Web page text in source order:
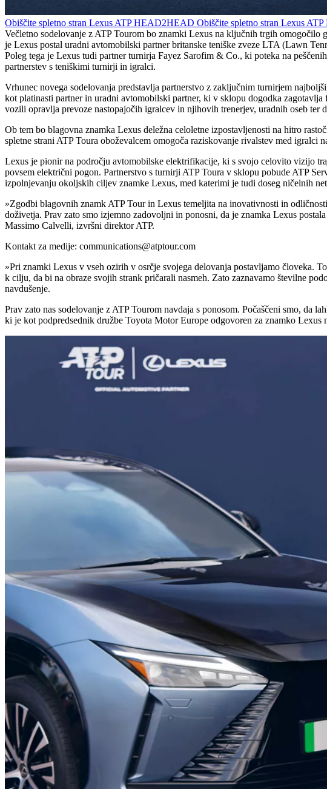
Obiščite spletno stran Lexus ATP HEAD2HEAD Obiščite spletno stran Lexus
Večletno sodelovanje z ATP Tourom bo znamki Lexus na ključnih trgih
je Lexus postal uradni avtomobilski partner britanske teniške zveze LTA (Lawn
Poleg tega je Lexus tudi partner turnirja Fayez Sarofim & Co., ki poteka na
partnerstev s teniškimi turnirji in igralci.
Vrhunec novega sodelovanja predstavlja partnerstvo z zaključnim turnirjem
kot platinasti partner in uradni avtomobilski partner, ki v sklopu dogodka
vozili opravlja prevoze nastopajočih igralcev in njihovih trenerjev, uradnih oseb ter
Ob tem bo blagovna znamka Lexus deležna celoletne izpostavljenosti na hitro
spletne strani ATP Toura oboževalcem omogoča raziskovanje rivalstev med igralci
Lexus je pionir na področju avtomobilske elektrifikacije, ki s svojo celovito vizijo
povsem električni pogon. Partnerstvo s turnirji ATP Toura v sklopu pobude ATP
izpolnjevanju okoljskih ciljev znamke Lexus, med katerimi je tudi doseg ničelnih
»Zgodbi blagovnih znamk ATP Tour in Lexus temeljita na inovativnosti in
doživetja. Prav zato smo izjemno zadovoljni in ponosni, da je znamka Lexus
Massimo Calvelli, izvršni direktor ATP.
Kontakt za medije: communications@atptour.com
»Pri znamki Lexus v vseh ozirih v osrčje svojega delovanja postavljamo človeka.
k cilju, da bi na obraze svojih strank pričarali nasmeh. Zato zaznavamo številne
navdušenje.
Prav zato nas sodelovanje z ATP Tourom navdaja s ponosom. Počaščeni smo, da
ki je kot podpredsednik družbe Toyota Motor Europe odgovoren za znamko Lexus